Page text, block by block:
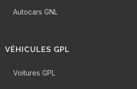
Autocars GNL
VÉHICULES GPL
Voitures GPL